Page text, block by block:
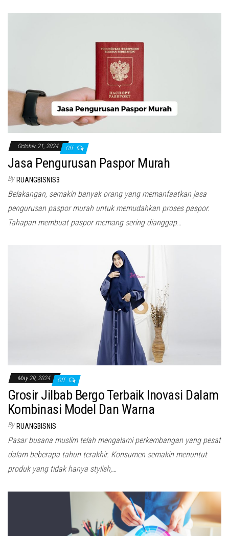
October 21, 2024 Off
Jasa Pengurusan Paspor Murah
By RUANGBISNIS3
Belakangan, semakin banyak orang yang memanfaatkan jasa
pengurusan paspor murah untuk memudahkan proses paspor.
Tahapan membuat paspor memang sering dianggap…
May 29, 2024 Off
Grosir Jilbab Bergo Terbaik Inovasi Dalam
Kombinasi Model Dan Warna
By RUANGBISNIS
Pasar busana muslim telah mengalami perkembangan yang pesat
dalam beberapa tahun terakhir. Konsumen semakin menuntut
produk yang tidak hanya stylish,…